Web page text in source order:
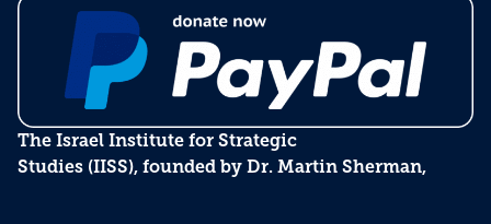
The Israel Institute for Strategic
Studies (IISS), founded by Dr. Martin Sherman,